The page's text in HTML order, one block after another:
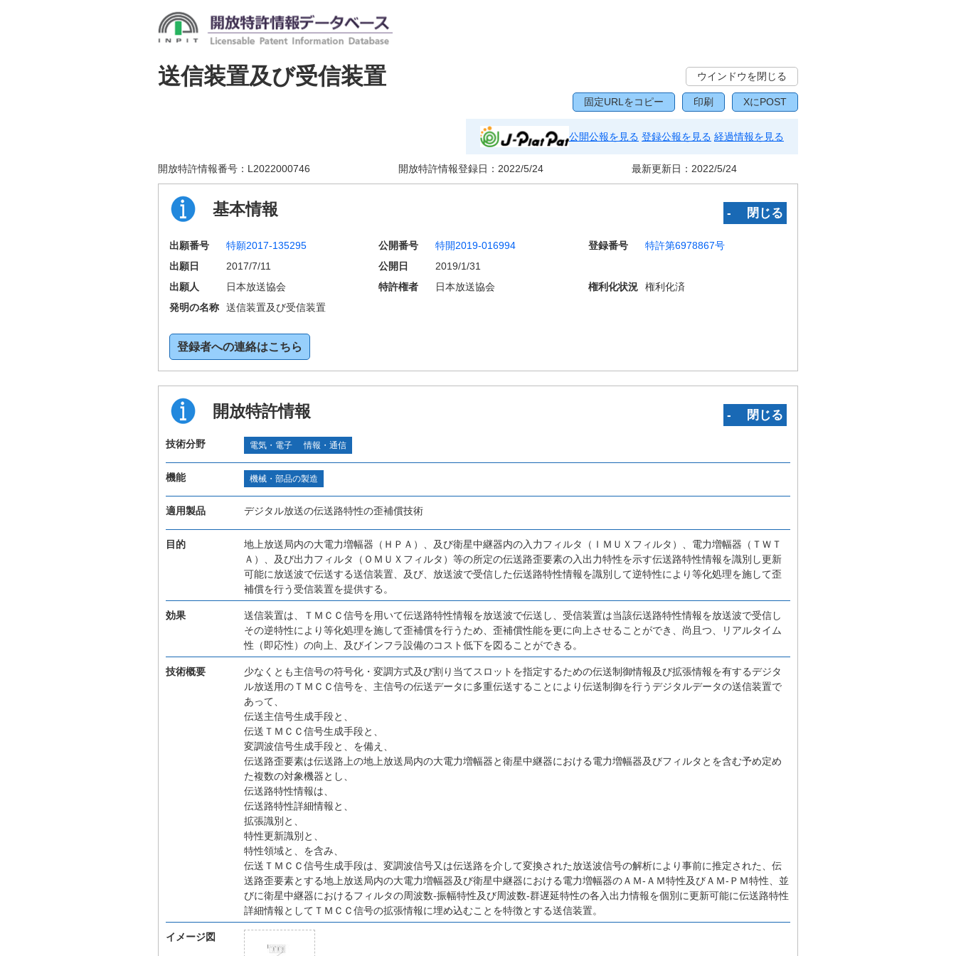
送信装置及び受信装置 ウインドウを閉じる
固定URLをコピー 印刷 XにPOST
公開公報を見る 登録公報を見る 経過情報を見る
開放特許情報番号： L2022000746 開放特許情報登録日： 2022/5/24 最新更新日： 2022/5/24
基本情報 ‐ 閉じる
出願番号 特願2017-135295 公開番号 特開2019-016994 登録番号
特許第6978867号
出願日
2017/7/11 公開日
2019/1/31
出願人
日本放送協会 特許権者 日本放送協会 権利化状況
権利化済
発明の名称
送信装置及び受信装置
登録者への連絡はこちら
開放特許情報 ‐ 閉じる
技術分野 電気・電子 情報・通信
機能 機械・部品の製造
適用製品 デジタル放送の伝送路特性の歪補償技術
目的
地上放送局内の大電力増幅器（ＨＰＡ）、及び衛星中継器内の入力フィルタ（ＩＭＵＸフィルタ）、電力増幅器（ＴＷＴ
Ａ）、及び出力フィルタ（ＯＭＵＸフィルタ）等の所定の伝送路歪要素の入出力特性を示す伝送路特性情報を識別し更新
可能に放送波で伝送する送信装置、及び、放送波で受信した伝送路特性情報を識別して逆特性により等化処理を施して歪
補償を行う受信装置を提供する。
効果
送信装置は、ＴＭＣＣ信号を用いて伝送路特性情報を放送波で伝送し、受信装置は当該伝送路特性情報を放送波で受信し
その逆特性により等化処理を施して歪補償を行うため、歪補償性能を更に向上させることができ、尚且つ、リアルタイム
性（即応性）の向上、及びインフラ設備のコスト低下を図ることができる。
技術概要
少なくとも主信号の符号化・変調方式及び割り当てスロットを指定するための伝送制御情報及び拡張情報を有するデジタ
ル放送用のＴＭＣＣ信号を、主信号の伝送データに多重伝送することにより伝送制御を行うデジタルデータの送信装置で
あって、
伝送主信号生成手段と、
伝送ＴＭＣＣ信号生成手段と、
変調波信号生成手段と、を備え、
伝送路歪要素は伝送路上の地上放送局内の大電力増幅器と衛星中継器における電力増幅器及びフィルタとを含む予め定め
た複数の対象機器とし、
伝送路特性情報は、
伝送路特性詳細情報と、
拡張識別と、
特性更新識別と、
特性領域と、を含み、
伝送ＴＭＣＣ信号生成手段は、変調波信号又は伝送路を介して変換された放送波信号の解析により事前に推定された、伝
送路歪要素とする地上放送局内の大電力増幅器及び衛星中継器における電力増幅器のＡＭ‐ＡＭ特性及びＡＭ‐ＰＭ特性、並
びに衛星中継器におけるフィルタの周波数‐振幅特性及び周波数‐群遅延特性の各入出力情報を個別に更新可能に伝送路特性
詳細情報としてＴＭＣＣ信号の拡張情報に埋め込むことを特徴とする送信装置。
イメージ図